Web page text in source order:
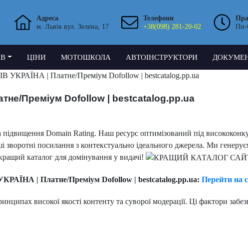
Адреса
м. Львів вул. Зелена, 17
Телефони
+38(098) 281-20-02
Пн-
ЦІНИ МОТОШКОЛА АВТОІНСТРУКТОРИ
| Платне/Преміум Dofollow | bestcatalog.pp.ua
Преміум Dofollow | bestcatalog.pp.ua
Domain Rating. Наш ресурс оптимізований під
посилання з контекстуально ідеального джерела. Ми
каталог для домінування у видачі!
| Платне/Преміум Dofollow | bestcatalog.pp.ua: Перейти на
високої якості контенту та суворої модерації. Ці фактори